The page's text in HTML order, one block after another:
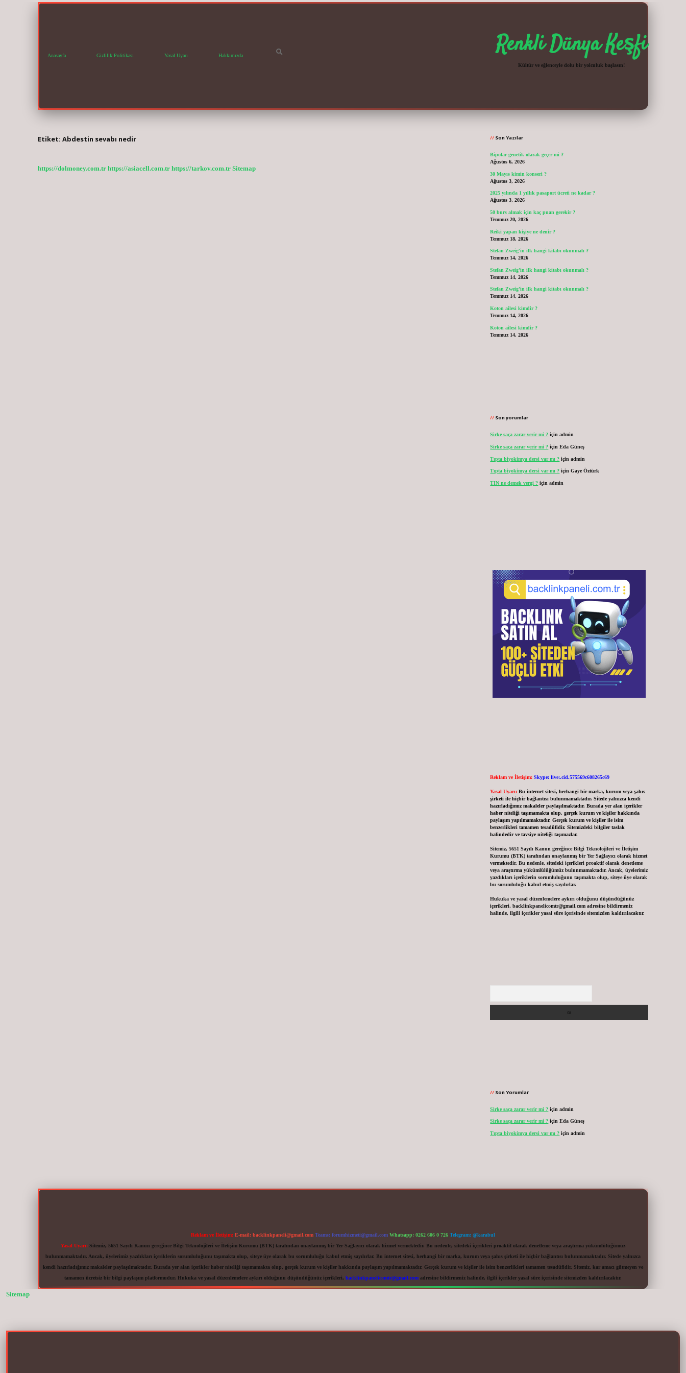
Anasayfa Gizlilik Politikası Yasal Uyarı Hakkımızda Renkli Dünya Keşfi
Kültür ve eğlenceyle dolu bir yolculuk başlasın!
Etiket: Abdestin sevabı nedir
https://dolmoney.com.tr https://asiacell.com.tr https://tarkov.com.tr Sitemap
Sidebar
Son Yazılar
Bipolar genetik olarak geçer mi ?
Ağustos 6, 2026
30 Mayıs kimin konseri ?
Ağustos 3, 2026
2025 yılında 1 yıllık pasaport ücreti ne kadar ?
Ağustos 3, 2026
50 burs almak için kaç puan gerekir ?
Temmuz 20, 2026
Reiki yapan kişiye ne denir ?
Temmuz 18, 2026
Stefan Zweig’in ilk hangi kitabı okunmalı ?
Temmuz 14, 2026
Stefan Zweig’in ilk hangi kitabı okunmalı ?
Temmuz 14, 2026
Stefan Zweig’in ilk hangi kitabı okunmalı ?
Temmuz 14, 2026
Koton ailesi kimdir ?
Temmuz 14, 2026
Koton ailesi kimdir ?
Temmuz 14, 2026
Son yorumlar
Sirke saça zarar verir mi ? içinadmin
Sirke saça zarar verir mi ? içinEda Güneş
Tıpta biyokimya dersi var mı ? içinadmin
Tıpta biyokimya dersi var mı ? içinGaye Öztürk
TIN ne demek vergi ? içinadmin
Reklam ve İletişim: Skype: live:.cid.575569c608265c69
Yasal Uyarı: Bu internet sitesi, herhangi bir marka, kurum veya şahıs
şirketi ile hiçbir bağlantısı bulunmamaktadır. Sitede yalnızca kendi
hazırladığımız makaleler paylaşılmaktadır. Burada yer alan içerikler
haber niteliği taşımamakta olup, gerçek kurum ve kişiler hakkında
paylaşım yapılmamaktadır. Gerçek kurum ve kişiler ile isim
benzerlikleri tamamen tesadüfidir. Sitemizdeki bilgiler taslak
halindedir ve tavsiye niteliği taşımazlar.
Sitemiz, 5651 Sayılı Kanun gereğince Bilgi Teknolojileri ve İletişim
Kurumu (BTK) tarafından onaylanmış bir Yer Sağlayıcı olarak hizmet
vermektedir. Bu nedenle, sitedeki içerikleri proaktif olarak denetleme
veya araştırma yükümlülüğümüz bulunmamaktadır. Ancak, üyelerimiz
yazdıkları içeriklerin sorumluluğunu taşımakta olup, siteye üye olarak
bu sorumluluğu kabul etmiş sayılırlar.
Hukuka ve yasal düzenlemelere aykırı olduğunu düşündüğünüz
içerikleri,backlinkpanelicomtr@gmail.com adresine bildirmeniz
halinde, ilgili içerikler yasal süre içerisinde sitemizden kaldırılacaktır.
Son Yorumlar
Sirke saça zarar verir mi ? içinadmin
Sirke saça zarar verir mi ? içinEda Güneş
Tıpta biyokimya dersi var mı ? içinadmin
Reklam ve İletişim: E-mail: backlinkpaneli@gmail.com Teams: forumhizmeti@gmail.com Whatsapp: 0262 606 0 726 Telegram: @karabul
Yasal Uyarı: Sitemiz, 5651 Sayılı Kanun gereğince Bilgi Teknolojileri ve İletişim Kurumu (BTK) tarafından onaylanmış bir Yer Sağlayıcı olarak hizmet vermektedir. Bu nedenle, sitedeki içerikleri proaktif olarak denetleme veya araştırma yükümlülüğümüz
bulunmamaktadır. Ancak, üyelerimiz yazdıkları içeriklerin sorumluluğunu taşımakta olup, siteye üye olarak bu sorumluluğu kabul etmiş sayılırlar. Bu internet sitesi, herhangi bir marka, kurum veya şahıs şirketi ile hiçbir bağlantısı bulunmamaktadır. Sitede yalnızca
kendi hazırladığımız makaleler paylaşılmaktadır. Burada yer alan içerikler haber niteliği taşımamakta olup, gerçek kurum ve kişiler hakkında paylaşım yapılmamaktadır. Gerçek kurum ve kişiler ile isim benzerlikleri tamamen tesadüfidir. Sitemiz, kar amacı gütmeyen ve
tamamen ücretsiz bir bilgi paylaşım platformudur. Hukuka ve yasal düzenlemelere aykırı olduğunu düşündüğünüz içerikleri, backlinkpanelicomtr@gmail.com adresine bildirmeniz halinde, ilgili içerikler yasal süre içerisinde sitemizden kaldırılacaktır.
Sitemap